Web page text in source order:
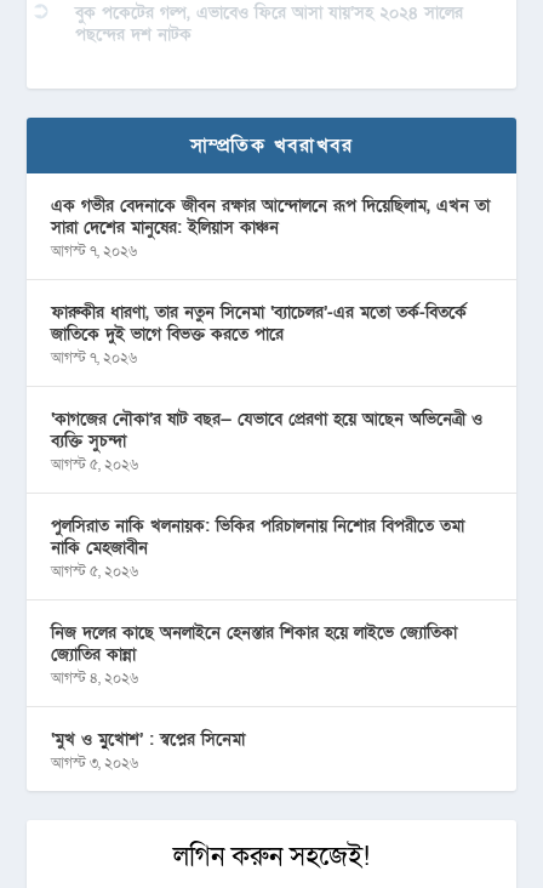
বুক পকেটের গল্প, এভাবেও ফিরে আসা যায়’সহ ২০২৪ সালের
পছন্দের দশ নাটক
সাম্প্রতিক খবরাখবর
এক গভীর বেদনাকে জীবন রক্ষার আন্দোলনে রূপ দিয়েছিলাম, এখন তা
সারা দেশের মানুষের: ইলিয়াস কাঞ্চন
আগস্ট ৭, ২০২৬
ফারুকীর ধারণা, তার নতুন সিনেমা ‘ব্যাচেলর’-এর মতো তর্ক-বিতর্কে
জাতিকে দুই ভাগে বিভক্ত করতে পারে
আগস্ট ৭, ২০২৬
‘কাগজের নৌকা’র ষাট বছর— যেভাবে প্রেরণা হয়ে আছেন অভিনেত্রী ও
ব্যক্তি সুচন্দা
আগস্ট ৫, ২০২৬
পুলসিরাত নাকি খলনায়ক: ভিকির পরিচালনায় নিশোর বিপরীতে তমা
নাকি মেহজাবীন
আগস্ট ৫, ২০২৬
নিজ দলের কাছে অনলাইনে হেনস্তার শিকার হয়ে লাইভে জ্যোতিকা
জ্যোতির কান্না
আগস্ট ৪, ২০২৬
‘মুখ ও মু্খোশ’ : স্বপ্নের সিনেমা
আগস্ট ৩, ২০২৬
লগিন করুন সহজেই!